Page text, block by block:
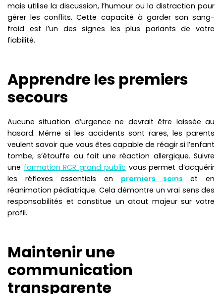
mais utilise la discussion, l’humour ou la distraction pour
gérer les conflits. Cette capacité à garder son sang-
froid est l’un des signes les plus parlants de votre
fiabilité.
Apprendre les premiers
secours
Aucune situation d’urgence ne devrait être laissée au
hasard. Même si les accidents sont rares, les parents
veulent savoir que vous êtes capable de réagir si l’enfant
tombe, s’étouffe ou fait une réaction allergique. Suivre
une formation RCR grand public vous permet d’acquérir
les réflexes essentiels en premiers soins et en
réanimation pédiatrique. Cela démontre un vrai sens des
responsabilités et constitue un atout majeur sur votre
profil.
Maintenir une
communication
transparente